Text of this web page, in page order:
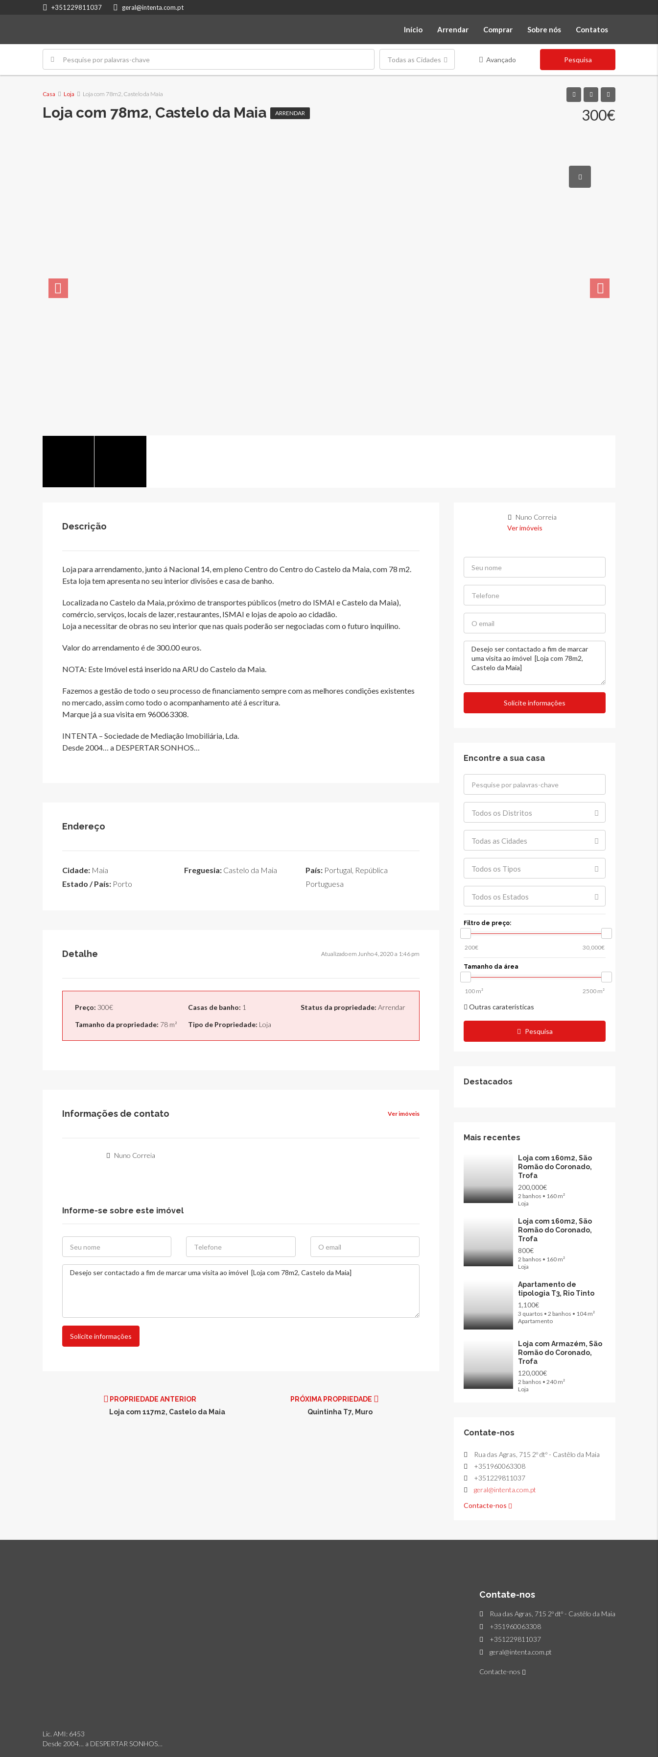
+351229811037 geral@intenta.com.pt
Início Arrendar Comprar Sobre nós Contatos
Todas as Cidades Avançado Pesquisa
Casa Loja Loja com 78m2, Castelo da Maia
Loja com 78m2, Castelo da Maia ARRENDAR 300€
Descrição
Loja para arrendamento, junto á Nacional 14, em pleno Centro do Centro do Castelo da Maia, com 78 m2.
Esta loja tem apresenta no seu interior divisões e casa de banho.
Localizada no Castelo da Maia, próximo de transportes públicos (metro do ISMAI e Castelo da Maia),
comércio, serviços, locais de lazer, restaurantes, ISMAI e lojas de apoio ao cidadão.
Loja a necessitar de obras no seu interior que nas quais poderão ser negociadas com o futuro inquilino.
Valor do arrendamento é de 300.00 euros.
NOTA: Este Imóvel está inserido na ARU do Castelo da Maia.
Fazemos a gestão de todo o seu processo de financiamento sempre com as melhores condições existentes
no mercado, assim como todo o acompanhamento até á escritura.
Marque já a sua visita em 960063308.
INTENTA – Sociedade de Mediação Imobiliária, Lda.
Desde 2004… a DESPERTAR SONHOS…
Endereço
Cidade: Maia
Estado / País: Porto
Freguesia:Castelo da Maia País: Portugal, República
Portuguesa
Detalhe Atualizado em Junho 4, 2020 a 1:46 pm
Preço: 300€
Tamanho da propriedade: 78 m²
Casas de banho: 1
Tipo de Propriedade: Loja
Status da propriedade: Arrendar
Informações de contato Ver imóveis
Nuno Correia
Informe-se sobre este imóvel
Solicite informações
PROPRIEDADE ANTERIOR
Loja com 117m2, Castelo da Maia
PRÓXIMA PROPRIEDADE
Quintinha T7, Muro
Nuno Correia
Ver imóveis
Solicite informações
Encontre a sua casa
Todos os Distritos
Todas as Cidades
Todos os Tipos
Todos os Estados
Filtro de preço:
Tamanho da área
Outras caraterísticas
Pesquisa
Destacados
Mais recentes
Loja com 160m2, São
Romão do Coronado,
Trofa
200,000€
2 banhos • 160 m²
Loja
Loja com 160m2, São
Romão do Coronado,
Trofa
800€
2 banhos • 160 m²
Loja
Apartamento de
tipologia T3, Rio Tinto
1,100€
3 quartos • 2 banhos • 104 m²
Apartamento
Loja com Armazém, São
Romão do Coronado,
Trofa
120,000€
2 banhos • 240 m²
Loja
Contate-nos
Rua das Agras, 715 2º dtº - Castêlo da Maia
+351960063308
+351229811037
geral@intenta.com.pt
Contacte-nos
Lic. AMI: 6453
Desde 2004… a DESPERTAR SONHOS…
Contate-nos
Rua das Agras, 715 2º dtº - Castêlo da Maia
+351960063308
+351229811037
geral@intenta.com.pt
Contacte-nos